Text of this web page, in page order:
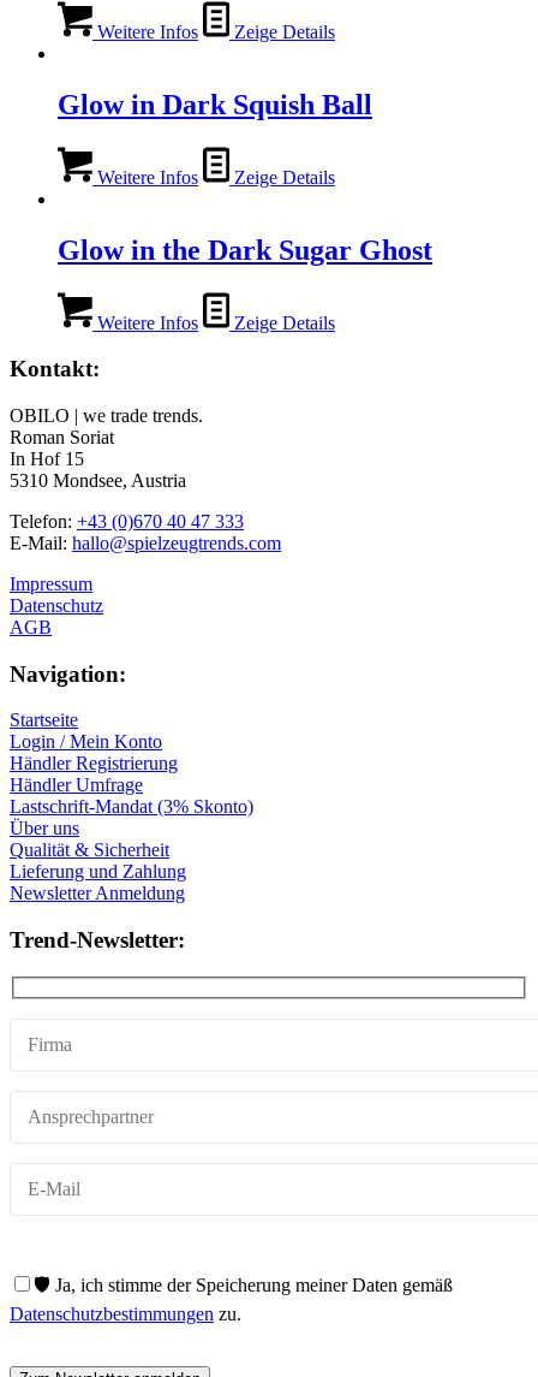
Weitere Infos Zeige Details
Glow in Dark Squish Ball
Weitere Infos Zeige Details
Glow in the Dark Sugar Ghost
Weitere Infos Zeige Details
Kontakt:
OBILO | we trade trends.
Roman Soriat
In Hof 15
5310 Mondsee, Austria
Telefon: +43 (0)670 40 47 333
E-Mail: hallo@spielzeugtrends.com
Impressum
Datenschutz
AGB
Navigation:
Startseite
Login / Mein Konto
Händler Registrierung
Händler Umfrage
Lastschrift-Mandat (3% Skonto)
Über uns
Qualität & Sicherheit
Lieferung und Zahlung
Newsletter Anmeldung
Trend-Newsletter:
🛡️ Ja, ich stimme der Speicherung meiner Daten gemäß
Datenschutzbestimmungen zu.